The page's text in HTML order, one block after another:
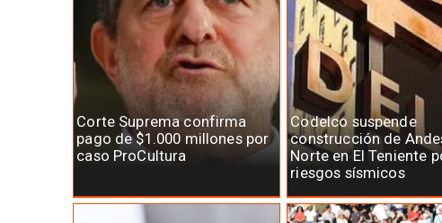
Corte Suprema confirma
pago de $1.000 millones por
caso ProCultura
Codelco suspende
construcción de
Norte en El Teniente
riesgos sísmicos